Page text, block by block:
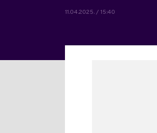
11.04.2025. / 15:40